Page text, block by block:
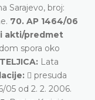
Sarajevo, broj:
70. AP 1464/06
akti/predmet
spora oko
Lata
 presuda
05 od 2. 2. 2006.